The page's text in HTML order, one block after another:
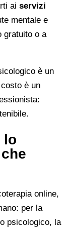
ai servizi
mentale e
gratuito o a
è un
è un
lo
online,
per la
psicologico, la